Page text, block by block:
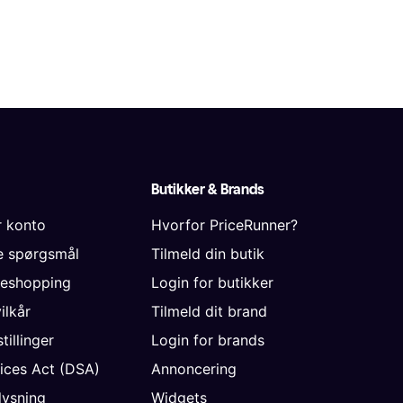
konto
spørgsmål
Act (DSA)
Butikker & Brands
Hvorfor PriceRunner?
Tilmeld din butik
Login for butikker
Tilmeld dit brand
Login for brands
Annoncering
Widgets